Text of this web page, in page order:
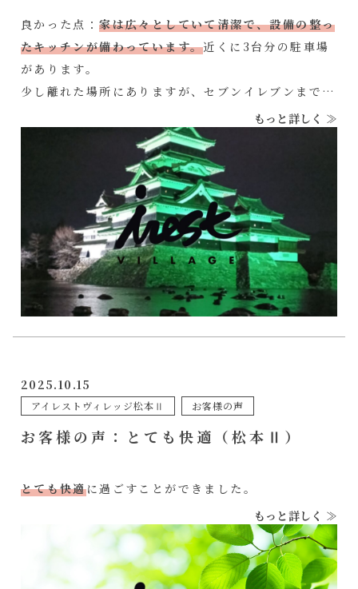
良かった点：家は広々としていて清潔で、設備の整っ
たキッチンが備わっています。近くに3台分の駐車場
があります。
少し離れた場所にありますが、セブンイレブンまで徒
歩10分と便利な場所にあります。また、とても静か で
惜しかった点：枕が高すぎて硬すぎて、寝にくかった
です。
もっと詳しく ≫
2025.10.15
アイレストヴィレッジ松本Ⅱ お客様の声
お客様の声：とても快適（松本Ⅱ）
とても快適に過ごすことができました。
もっと詳しく ≫